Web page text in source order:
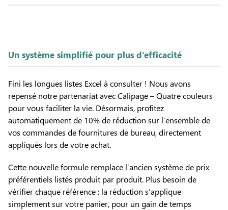
Un système simplifié pour plus d’efficacité
Fini les longues listes Excel à consulter ! Nous avons
repensé notre partenariat avec Calipage – Quatre couleurs
pour vous faciliter la vie. Désormais, profitez
automatiquement de 10% de réduction sur l’ensemble de
vos commandes de fournitures de bureau, directement
appliqués lors de votre achat.
Cette nouvelle formule remplace l’ancien système de prix
préférentiels listés produit par produit. Plus besoin de
vérifier chaque référence : la réduction s’applique
simplement sur votre panier, pour un gain de temps